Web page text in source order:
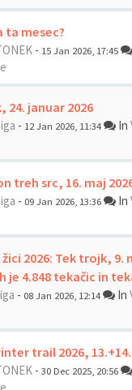
ta mesec?
- 15 Jan 2026, 17:45
24. januar 2026
- 12 Jan 2026, 11:34 In
treh src, 16. maj
- 09 Jan 2026, 13:36 In
2026: Tek trojk, 9.
je 4.848 tekačic in
- 08 Jan 2026, 12:14 In
trail 2026,
- 30 Dec 2025, 20:56